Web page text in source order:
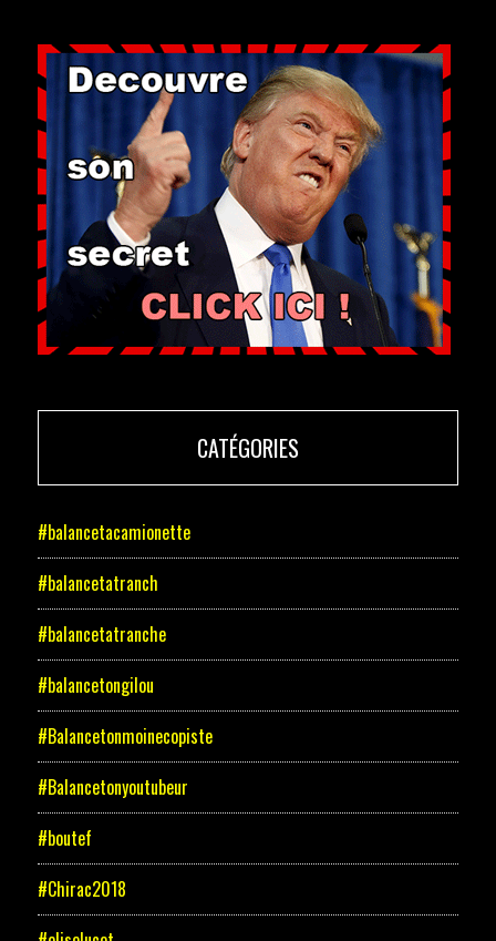
CATÉGORIES
#balancetacamionette
#balancetatranch
#balancetatranche
#balancetongilou
#Balancetonmoinecopiste
#Balancetonyoutubeur
#boutef
#Chirac2018